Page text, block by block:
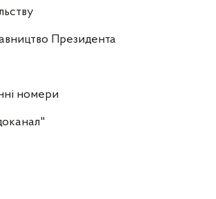
Президента
номери